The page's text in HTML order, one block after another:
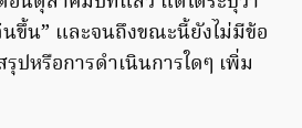
นขึ้น” และจนถึงขณะนี้ยังไม่มีข้อ
ปหรือการดำเนินการใดๆ เพิ่ม